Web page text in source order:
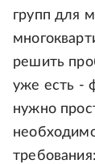
групп для
решить
уже есть -
нужно